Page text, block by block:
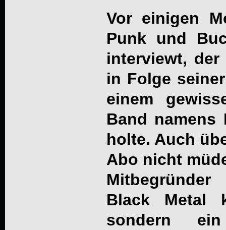
Vor einigen
Punk und
interviewt,
in Folge
einem
Band namens
holte. Auch
Abo nicht
Black Metal
sondern